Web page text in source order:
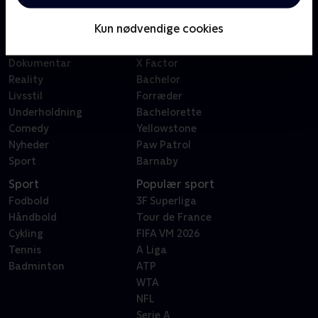
Kun nødvendige cookies
Dokumentar
Reality
Livsstil
Underholdning
Comedy
Nyheder
Sport
Badehotellet
X Factor
Bachelor
Forræder
Bachelorette
Yellowstone
Paw Patrol
Barnaby
Sport
Fodbold
Håndbold
Cykling
Tennis
Badminton
Populær sport
3F Superliga
Tour de France
FIFA VM 2026
A Liga
ATP
WTA
NFL
Serie A